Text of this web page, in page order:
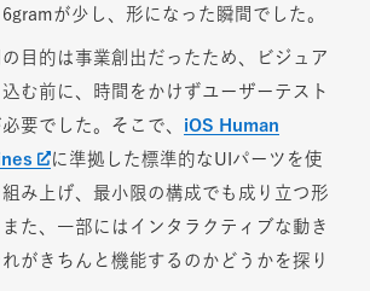
が少し、形になった瞬間でした。
目的は事業創出だったため、ビジュア
む前に、時間をかけずユーザーテスト
要でした。そこで、 iOS Human
に準拠した標準的なUIパーツを使
み上げ、最小限の構成でも成り立つ形
た、一部にはインタラクティブな動き
がきちんと機能するのかどうかを探り